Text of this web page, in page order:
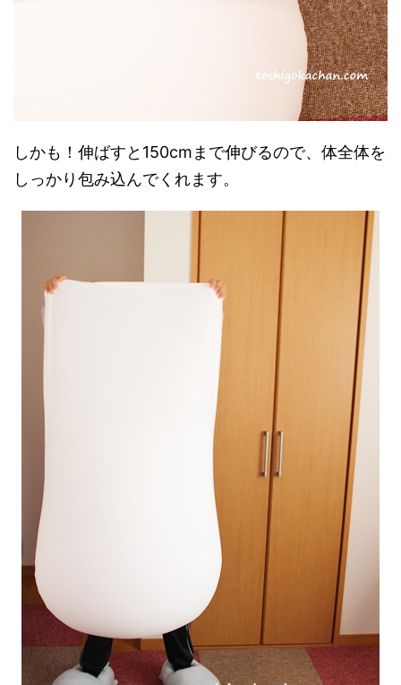
しかも！伸ばすと150cmまで伸びるので、体全体を
しっかり包み込んでくれます。